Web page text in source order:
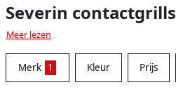
Severin contactgrills
Meer lezen
Merk 1 Kleur Prijs